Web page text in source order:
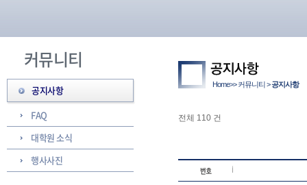
커뮤니티
공지사항
FAQ
대학원 소식
행사사진
Home>> 커뮤니티 >공지사항
전체 110 건